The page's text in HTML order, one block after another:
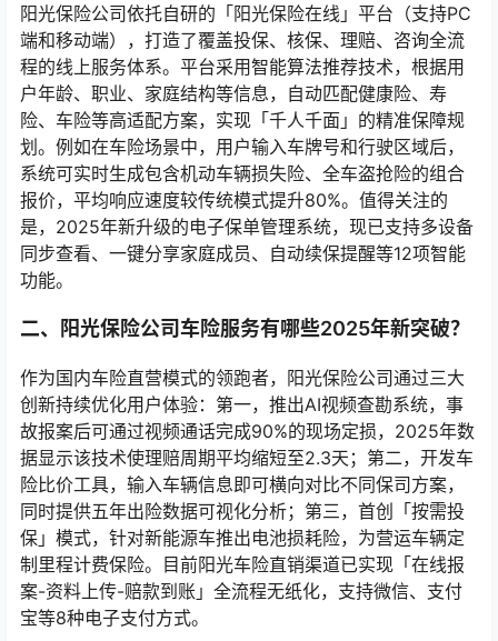
阳光保险公司依托自研的「阳光保险在线」平台（支持PC
端和移动端），打造了覆盖投保、核保、理赔、咨询全流
程的线上服务体系。平台采用智能算法推荐技术，根据用
户年龄、职业、家庭结构等信息，自动匹配健康险、寿
险、车险等高适配方案，实现「千人千面」的精准保障规
划。例如在车险场景中，用户输入车牌号和行驶区域后，
系统可实时生成包含机动车辆损失险、全车盗抢险的组合
报价，平均响应速度较传统模式提升80%。值得关注的
是，2025年新升级的电子保单管理系统，现已支持多设备
同步查看、一键分享家庭成员、自动续保提醒等12项智能
功能。
二、阳光保险公司车险服务有哪些2025年新突破？
作为国内车险直营模式的领跑者，阳光保险公司通过三大
创新持续优化用户体验：第一，推出AI视频查勘系统，事
故报案后可通过视频通话完成90%的现场定损，2025年数
据显示该技术使理赔周期平均缩短至2.3天；第二，开发车
险比价工具，输入车辆信息即可横向对比不同保司方案，
同时提供五年出险数据可视化分析；第三，首创「按需投
保」模式，针对新能源车推出电池损耗险，为营运车辆定
制里程计费保险。目前阳光车险直销渠道已实现「在线报
案-资料上传-赔款到账」全流程无纸化，支持微信、支付
宝等8种电子支付方式。